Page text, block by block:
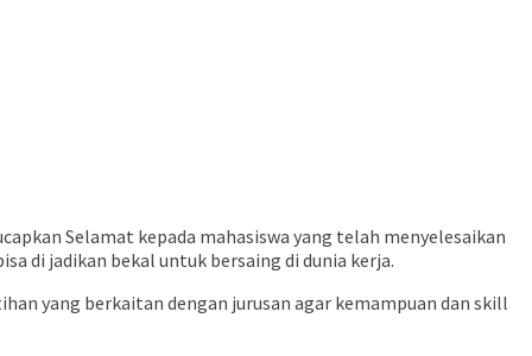
Selamat kepada mahasiswa yang telah menyelesaikan
di jadikan bekal untuk bersaing di dunia kerja.
yang berkaitan dengan jurusan agar kemampuan dan skill